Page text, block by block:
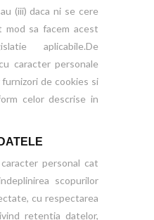
(iii) daca ni se cere
sa facem acest
aplicabile.De
caracter personale
de cookies si
celor descrise in
personal cat
scopurilor
cu respectarea
retentia datelor,